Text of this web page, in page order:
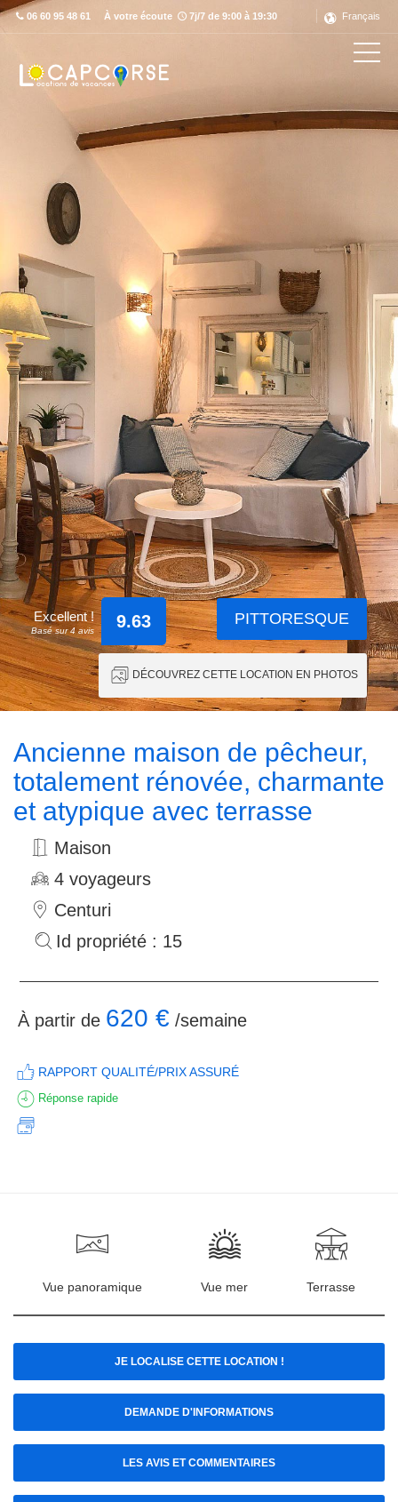
06 60 95 48 61 À votre écoute 7j/7 de 9:00 à 19:30 Français
Excellent !
Basé sur 4 avis 9.63 PITTORESQUE
DÉCOUVREZ CETTE LOCATION EN PHOTOS
Ancienne maison de pêcheur,
totalement rénovée, charmante
et atypique avec terrasse
Maison
4 voyageurs
Centuri
Id propriété : 15
À partir de 620 € /semaine
RAPPORT QUALITÉ/PRIX ASSURÉ
Réponse rapide
Vue panoramique Vue mer Terrasse
JE LOCALISE CETTE LOCATION !
DEMANDE D'INFORMATIONS
LES AVIS ET COMMENTAIRES